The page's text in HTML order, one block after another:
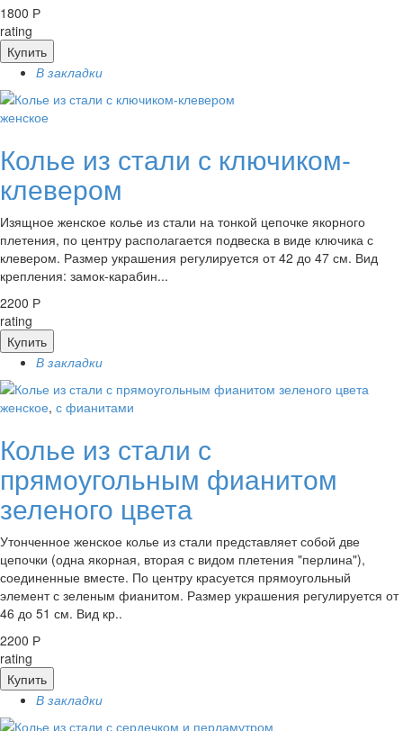
1800 Р
rating
Купить
В закладки
женское
Колье из стали с ключиком-
клевером
Изящное женское колье из стали на тонкой цепочке якорного
плетения, по центру располагается подвеска в виде ключика с
клевером. Размер украшения регулируется от 42 до 47 см. Вид
крепления: замок-карабин...
2200 Р
rating
Купить
В закладки
женское, с фианитами
Колье из стали с
прямоугольным фианитом
зеленого цвета
Утонченное женское колье из стали представляет собой две
цепочки (одна якорная, вторая с видом плетения "перлина"),
соединенные вместе. По центру красуется прямоугольный
элемент с зеленым фианитом. Размер украшения регулируется от
46 до 51 см. Вид кр..
2200 Р
rating
Купить
В закладки